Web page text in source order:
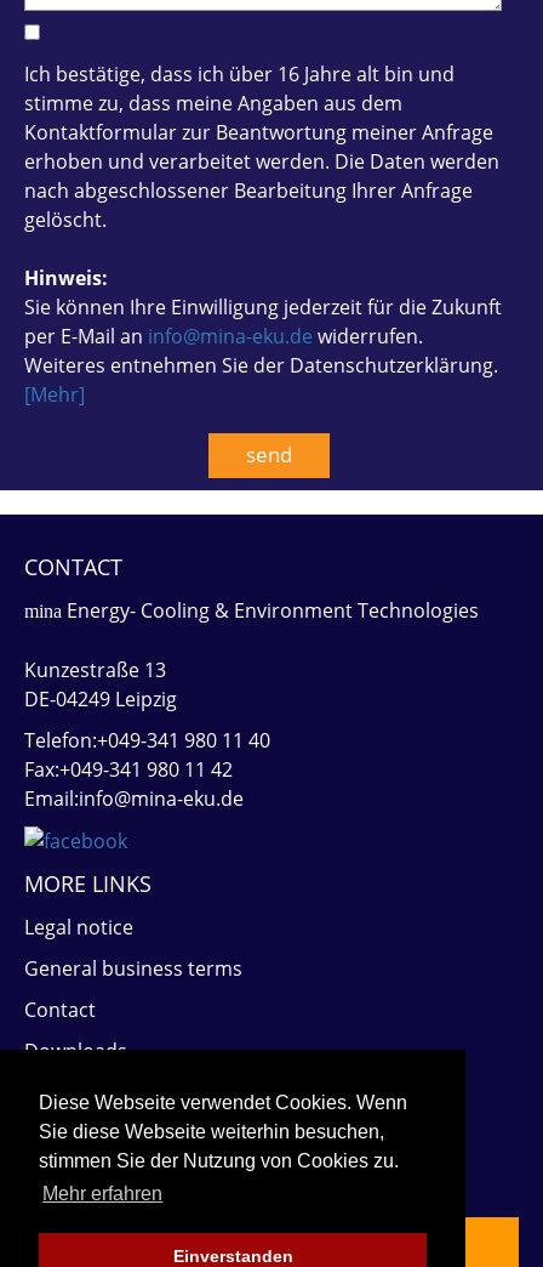
Diese Webseite verwendet Cookies. Wenn
Sie diese Webseite weiterhin besuchen,
stimmen Sie der Nutzung von Cookies zu.
Mehr erfahren
Einverstanden
Ich bestätige, dass ich über 16 Jahre alt bin und
stimme zu, dass meine Angaben aus dem
Kontaktformular zur Beantwortung meiner Anfrage
erhoben und verarbeitet werden. Die Daten werden
nach abgeschlossener Bearbeitung Ihrer Anfrage
gelöscht.
Hinweis:
Sie können Ihre Einwilligung jederzeit für die Zukunft
per E-Mail an info@mina-eku.de widerrufen.
Weiteres entnehmen Sie der Datenschutzerklärung.
[Mehr]
CONTACT
mina Energy- Cooling & Environment Technologies
Kunzestraße 13
DE-04249 Leipzig
Telefon:+049-341 980 11 40
Fax:+049-341 980 11 42
Email:info@mina-eku.de
MORE LINKS
Legal notice
General business terms
Contact
Downloads
PARTNERS